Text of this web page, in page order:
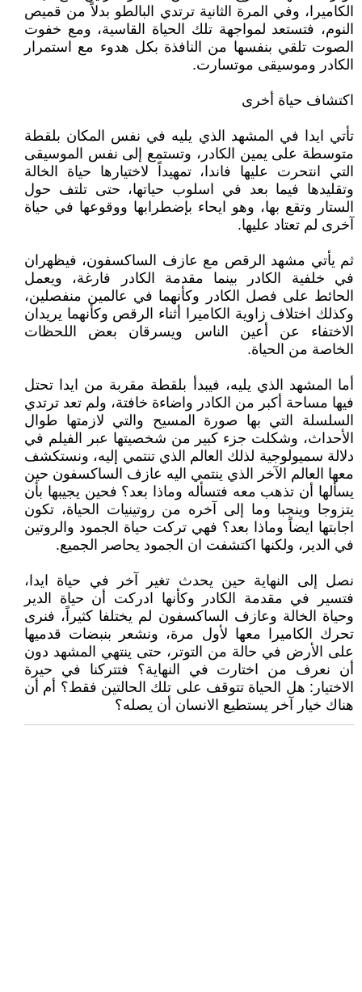
الكاميرا، وفي المرة الثانية ترتدي البالطو بدلاً من قميص
النوم، فتستعد لمواجهة تلك الحياة القاسية، ومع خفوت
الصوت تلقي بنفسها من النافذة بكل هدوء مع استمرار
الكادر وموسيقى موتسارت.
اكتشاف حياة أخرى
تأتي ايدا في المشهد الذي يليه في نفس المكان بلقطة
متوسطة على يمين الكادر، وتستمع إلى نفس الموسيقى
التي انتحرت عليها فاندا، تمهيداً لاختيارها حياة الخالة
وتقليدها فيما بعد في اسلوب حياتها، حتى تلتف حول
الستار وتقع بها، وهو ايحاء بإضطرابها ووقوعها في حياة
آخرى لم تعتاد عليها.
ثم يأتي مشهد الرقص مع عازف الساكسفون، فيظهران
في خلفية الكادر بينما مقدمة الكادر فارغة، ويعمل
الحائط على فصل الكادر وكأنهما في عالمين منفصلين،
وكذلك اختلاف زاوية الكاميرا أثناء الرقص وكأنهما يريدان
الاختفاء عن أعين الناس ويسرقان بعض اللحظات
الخاصة من الحياة.
أما المشهد الذي يليه، فيبدأ بلقطة مقربة من ايدا تحتل
فيها مساحة أكبر من الكادر واضاءة خافتة، ولم تعد ترتدي
السلسلة التي بها صورة المسيح والتي لازمتها طوال
الأحداث، وشكلت جزء كبير من شخصيتها عبر الفيلم في
دلالة سميولوجية لذلك العالم الذي تنتمي إليه، ونستكشف
معها العالم الآخر الذي ينتمي اليه عازف الساكسفون حين
يسألها أن تذهب معه فتسأله وماذا بعد؟ فحين يجيبها بأن
يتزوجا وينجبا وما إلى آخره من روتينيات الحياة، تكون
اجابتها ايضاً وماذا بعد؟ فهي تركت حياة الجمود والروتين
في الدير، ولكنها اكتشفت ان الجمود يحاصر الجميع.
نصل إلى النهاية حين يحدث تغير آخر في حياة ايدا،
فتسير في مقدمة الكادر وكأنها ادركت أن حياة الدير
وحياة الخالة وعازف الساكسفون لم يختلفا كثيراً، فنرى
تحرك الكاميرا معها لأول مرة، ونشعر بنبضات قدميها
على الأرض في حالة من التوتر، حتى ينتهي المشهد دون
أن نعرف من اختارت في النهاية؟ فتتركنا في حيرة
الاختيار: هل الحياة تتوقف على تلك الحالتين فقط؟ أم أن
هناك خيار آخر يستطيع الانسان أن يصله؟